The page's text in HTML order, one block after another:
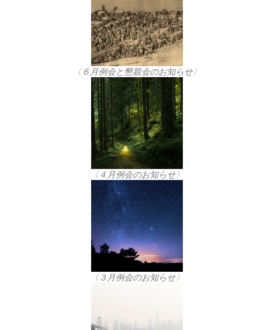
〈６月例会と懇親会のお知らせ〉
〈４月例会のお知らせ〉
〈３月例会のお知らせ〉